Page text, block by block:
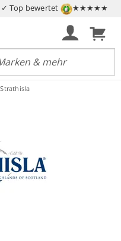
✓ Top bewertet ★★★★★
Strathisla